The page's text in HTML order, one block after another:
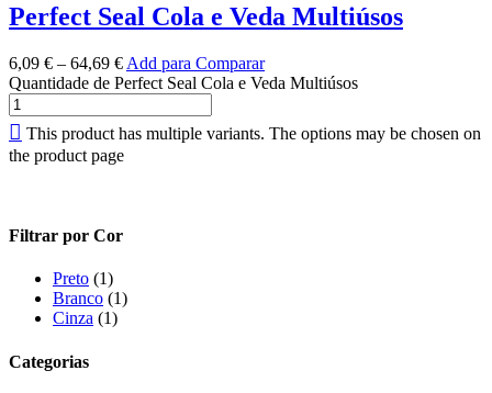
Perfect Seal Cola e Veda Multiúsos
6,09 € – 64,69 € Add para Comparar
Quantidade de Perfect Seal Cola e Veda Multiúsos
This product has multiple variants. The options may be chosen on
the product page
Filtrar por Cor
Preto (1)
Branco (1)
Cinza (1)
Categorias